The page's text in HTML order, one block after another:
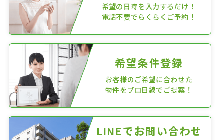
希望の日時を入力するだけ！
電話不要でらくらくご予約！
希望条件登録
お客様のご希望に合わせた
物件をプロ目線でご提案！
LINEでお問い合わせ